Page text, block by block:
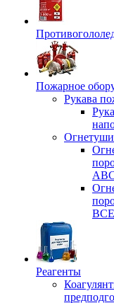
Пожарное
Рукава
ВСЕ
Реагенты